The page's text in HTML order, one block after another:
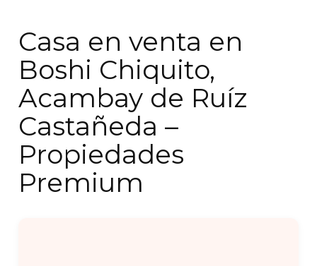
Casa en venta en
Boshi Chiquito,
Acambay de Ruíz
Castañeda –
Propiedades
Premium